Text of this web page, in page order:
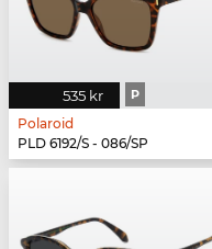
535 kr P
Polaroid
PLD 6192/S - 086/SP